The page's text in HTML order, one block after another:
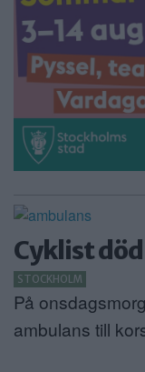
Cyklist
STOCKHOLM
På
ambulans till